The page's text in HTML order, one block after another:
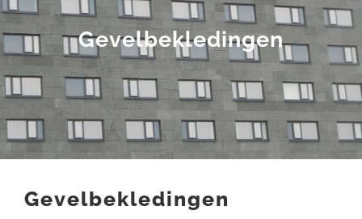
Gevelbekledingen
Gevelbekledingen